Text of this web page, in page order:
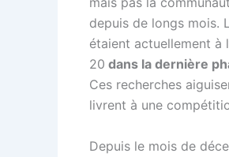
depuis de longs mois.
étaient actuellement à
20 dans la dernière
Ces recherches
livrent à une
Depuis le mois de